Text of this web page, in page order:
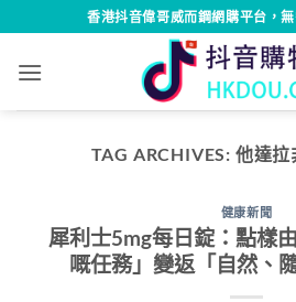
to
content
香港抖音偉哥威而鋼網購平台，
TAG ARCHIVES: 他達
健康新聞
犀利士5mg每日錠：點樣
嘅任務」變返「自然、